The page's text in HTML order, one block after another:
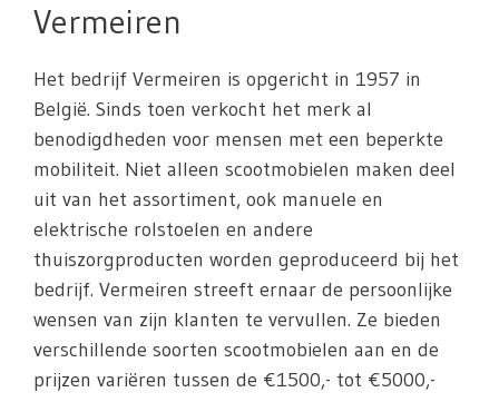
Vermeiren
Het bedrijf Vermeiren is opgericht in 1957 in
België. Sinds toen verkocht het merk al
benodigdheden voor mensen met een beperkte
mobiliteit. Niet alleen scootmobielen maken deel
uit van het assortiment, ook manuele en
elektrische rolstoelen en andere
thuiszorgproducten worden geproduceerd bij het
bedrijf. Vermeiren streeft ernaar de persoonlijke
wensen van zijn klanten te vervullen. Ze bieden
verschillende soorten scootmobielen aan en de
prijzen variëren tussen de €1500,- tot €5000,-